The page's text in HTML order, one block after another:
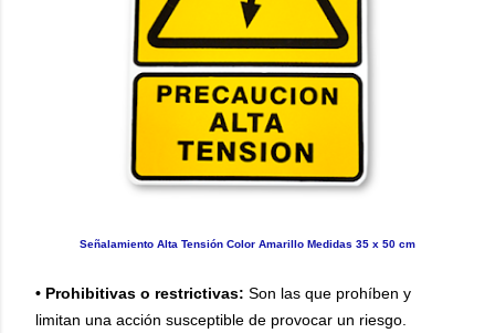
Señalamiento Alta Tensión Color Amarillo Medidas 35 x 50 cm
• Prohibitivas o restrictivas: Son las que prohíben y
limitan una acción susceptible de provocar un riesgo.